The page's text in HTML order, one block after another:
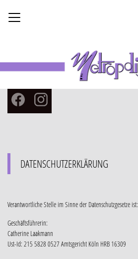
FacebookInstagram
DATENSCHUTZERKLÄRUNG
Verantwortliche Stelle im Sinne der Datenschutzgesetze ist:
Geschäftsführerin:
Catherine Laakmann
Ust-Id: 215 5828 0527 Amtsgericht Köln HRB 16309